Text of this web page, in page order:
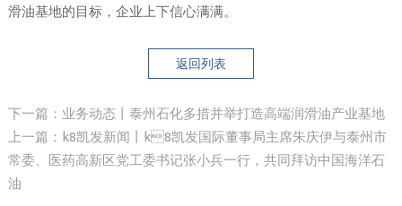
滑油基地的目标，企业上下信心满满。
返回列表
下一篇：业务动态丨泰州石化多措并举打造高端润滑油产业基地
上一篇：k8凯发新闻丨k8凯发国际董事局主席朱庆伊与泰州市
常委、医药高新区党工委书记张小兵一行，共同拜访中国海洋石
油